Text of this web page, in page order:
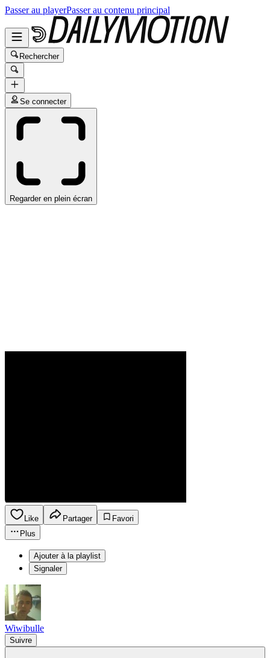
Passer au playerPasser au contenu principal
Rechercher
Se connecter
Regarder en plein écran
Like Partager
Favori
Plus
Ajouter à la playlist
Signaler
Wiwibulle
Suivre